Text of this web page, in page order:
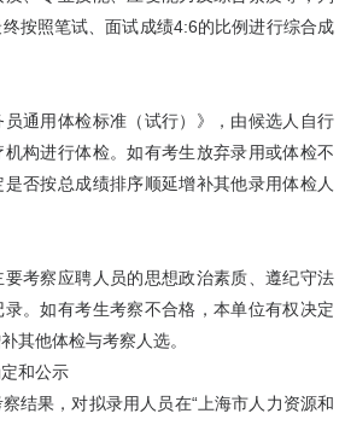
按照笔试、面试成绩4:6的比例进行综合成
用体检标准（试行）》，由候选人自行
构进行体检。如有考生放弃录用或体检不
否按总成绩排序顺延增补其他录用体检人
察应聘人员的思想政治素质、遵纪守法
。如有考生考察不合格，本单位有权决定
其他体检与考察人选。
和公示
果，对拟录用人员在“上海市人力资源和